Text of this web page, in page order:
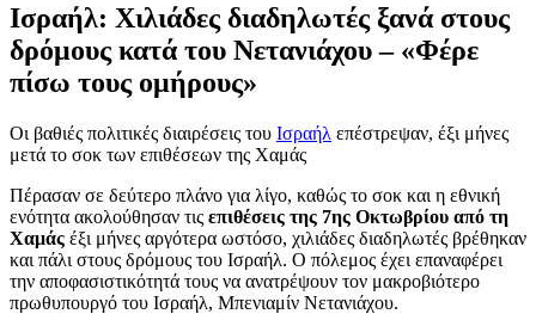
Ισραήλ: Χιλιάδες διαδηλωτές ξανά στους
δρόμους κατά του Νετανιάχου – «Φέρε
πίσω τους ομήρους»
Οι βαθιές πολιτικές διαιρέσεις του Ισραήλ επέστρεψαν, έξι μήνες
μετά το σοκ των επιθέσεων της Χαμάς
Πέρασαν σε δεύτερο πλάνο για λίγο, καθώς το σοκ και η εθνική
ενότητα ακολούθησαν τις επιθέσεις της 7ης Οκτωβρίου από τη
Χαμάς έξι μήνες αργότερα ωστόσο, χιλιάδες διαδηλωτές βρέθηκαν
και πάλι στους δρόμους του Ισραήλ. Ο πόλεμος έχει επαναφέρει
την αποφασιστικότητά τους να ανατρέψουν τον μακροβιότερο
πρωθυπουργό του Ισραήλ, Μπενιαμίν Νετανιάχου.